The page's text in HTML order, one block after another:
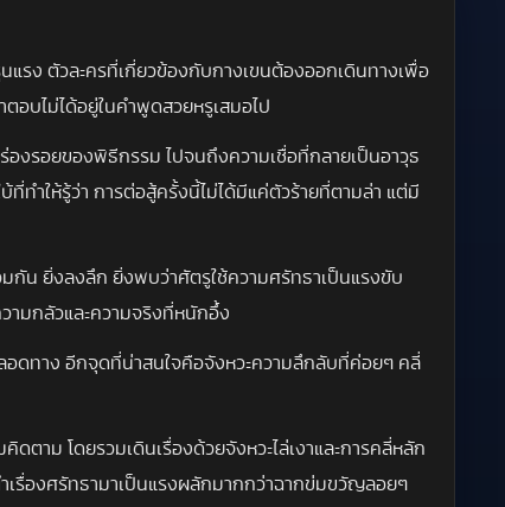
รง ตัวละครที่เกี่ยวข้องกับกางเขนต้องออกเดินทางเพื่อ
อบไม่ได้อยู่ในคำพูดสวยหรูเสมอไป
งรอยของพิธีกรรม ไปจนถึงความเชื่อที่กลายเป็นอาวุธ
ทำให้รู้ว่า การต่อสู้ครั้งนี้ไม่ได้มีแค่ตัวร้ายที่ตามล่า แต่มี
กัน ยิ่งลงลึก ยิ่งพบว่าศัตรูใช้ความศรัทธาเป็นแรงขับ
ามกลัวและความจริงที่หนักอึ้ง
อดทาง อีกจุดที่น่าสนใจคือจังหวะความลึกลับที่ค่อยๆ คลี่
ตาม โดยรวมเดินเรื่องด้วยจังหวะไล่เงาและการคลี่หลัก
เรื่องศรัทธามาเป็นแรงผลักมากกว่าฉากข่มขวัญลอยๆ